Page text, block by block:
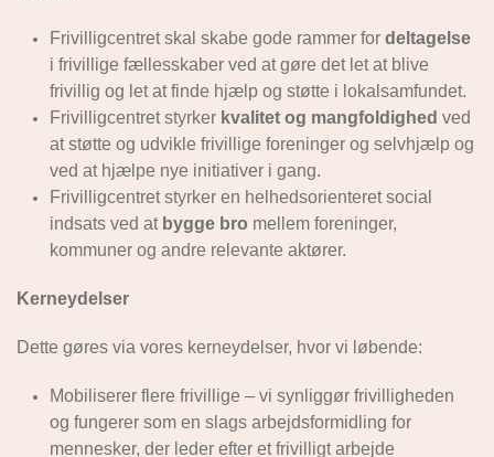
Frivilligcentret skal skabe gode rammer for deltagelse
i frivillige fællesskaber ved at gøre det let at blive
frivillig og let at finde hjælp og støtte i lokalsamfundet.
Frivilligcentret styrker kvalitet og mangfoldighed ved
at støtte og udvikle frivillige foreninger og selvhjælp og
ved at hjælpe nye initiativer i gang.
Frivilligcentret styrker en helhedsorienteret social
indsats ved at bygge bro mellem foreninger,
kommuner og andre relevante aktører.
Kerneydelser
Dette gøres via vores kerneydelser, hvor vi løbende:
Mobiliserer flere frivillige – vi synliggør frivilligheden
og fungerer som en slags arbejdsformidling for
mennesker, der leder efter et frivilligt arbejde